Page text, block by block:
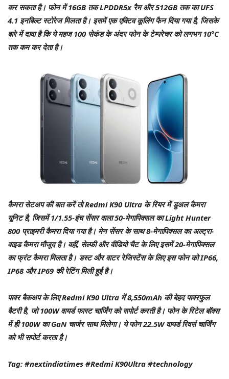
कर सकता है। फोन में 16GB तक LPDDR5x रैम और 512GB तक का UFS
4.1 इनबिल्ट स्टोरेज मिलता है। इसमें एक एक्टिव कूलिंग फैन दिया गया है, जिसके
बारे में दावा है कि ये महज 100 सेकंड के अंदर फोन के टेम्परेचर को लगभग 10°C
तक कम कर देता है।
कैमरा सेटअप की बात करें तो Redmi K90 Ultra के रियर में डुअल कैमरा
यूनिट है, जिसमें 1/1.55-इंच सेंसर वाला 50-मेगापिक्सल का Light Hunter
800 प्राइमरी कैमरा दिया गया है। मेन सेंसर के साथ 8-मेगापिक्सल का अल्ट्रा-
वाइड कैमरा मौजूद है। वहीं, सेल्फी और वीडियो चैट के लिए इसमें 20-मेगापिक्सल
का फ्रंट कैमरा मिलता है। डस्ट और वाटर रेजिस्टेंस के लिए इस फोन को IP66,
IP68 और IP69 की रेटिंग मिली हुई है।
पावर बैकअप के लिए Redmi K90 Ultra में 8,550mAh की बेहद पावरफुल
बैटरी है, जो 100W वायर्ड फास्ट चार्जिंग को सपोर्ट करती है। फोन के रिटेल बॉक्स
में ही 100W का GaN चार्जर साथ मिलेगा। ये फोन 22.5W वायर्ड रिवर्स चार्जिंग
को भी सपोर्ट करता है।
Tag: #nextindiatimes #Redmi K90Ultra #technology